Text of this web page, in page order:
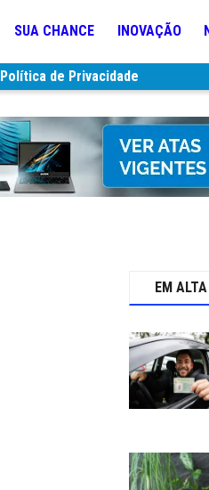
SUA CHANCE INOVAÇÃO
Política de Privacidade
EM ALTA